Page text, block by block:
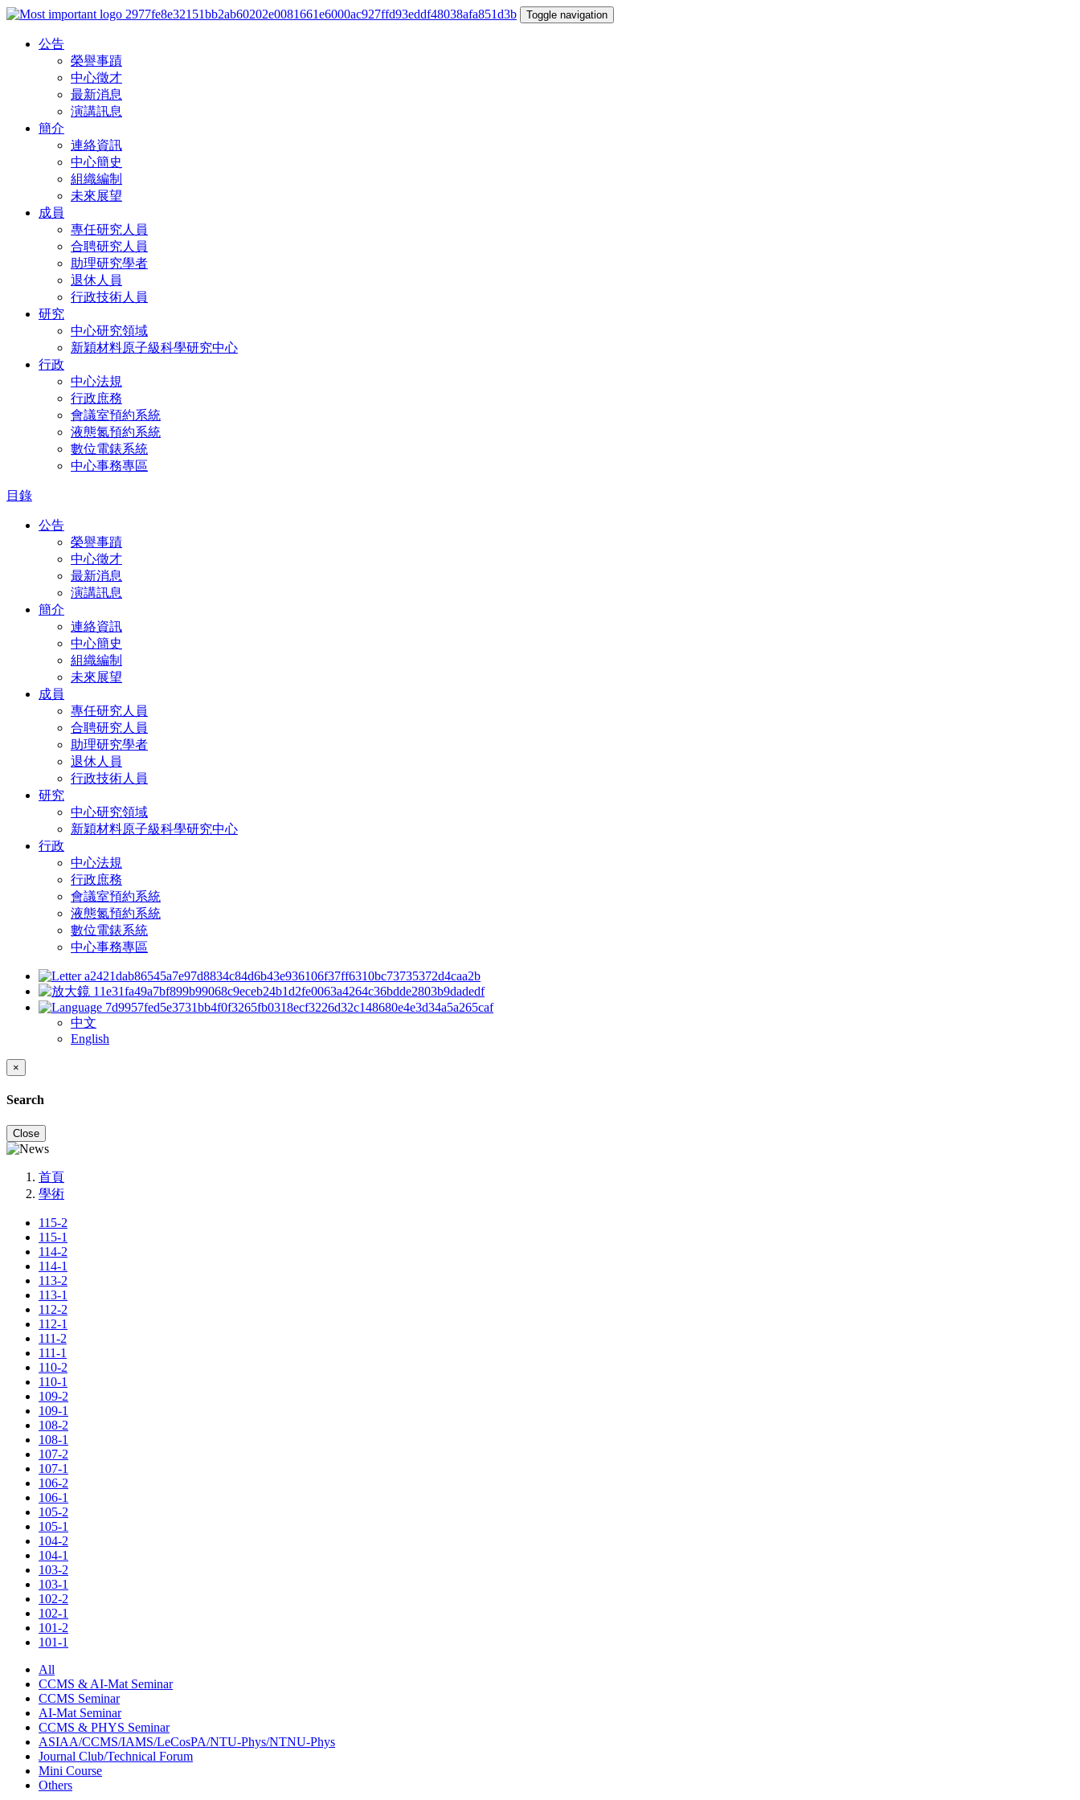
Toggle navigation
公告
榮譽事蹟
中心徵才
最新消息
演講訊息
簡介
連絡資訊
中心簡史
組織編制
未來展望
成員
專任研究人員
合聘研究人員
助理研究學者
退休人員
行政技術人員
研究
中心研究領域
新穎材料原子級科學研究中心
行政
中心法規
行政庶務
會議室預約系統
液態氮預約系統
數位電錶系統
中心事務專區
目錄
公告
榮譽事蹟
中心徵才
最新消息
演講訊息
簡介
連絡資訊
中心簡史
組織編制
未來展望
成員
專任研究人員
合聘研究人員
助理研究學者
退休人員
行政技術人員
研究
中心研究領域
新穎材料原子級科學研究中心
行政
中心法規
行政庶務
會議室預約系統
液態氮預約系統
數位電錶系統
中心事務專區
中文
English
×
Search
Close
首頁
學術
115-2
115-1
114-2
114-1
113-2
113-1
112-2
112-1
111-2
111-1
110-2
110-1
109-2
109-1
108-2
108-1
107-2
107-1
106-2
106-1
105-2
105-1
104-2
104-1
103-2
103-1
102-2
102-1
101-2
101-1
All
CCMS & AI-Mat Seminar
CCMS Seminar
AI-Mat Seminar
CCMS & PHYS Seminar
ASIAA/CCMS/IAMS/LeCosPA/NTU-Phys/NTNU-Phys
Journal Club/Technical Forum
Mini Course
Others